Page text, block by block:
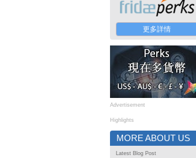
更多詳情
Advertisement
Highlights
MORE ABOUT US
Latest Blog Post